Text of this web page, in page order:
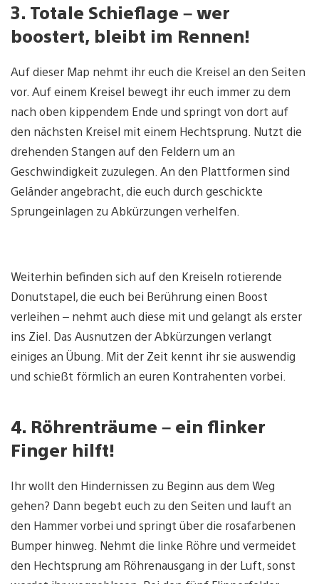
3. Totale Schieflage – wer
boostert, bleibt im Rennen!
Auf dieser Map nehmt ihr euch die Kreisel an den Seiten
vor. Auf einem Kreisel bewegt ihr euch immer zu dem
nach oben kippendem Ende und springt von dort auf
den nächsten Kreisel mit einem Hechtsprung. Nutzt die
drehenden Stangen auf den Feldern um an
Geschwindigkeit zuzulegen. An den Plattformen sind
Geländer angebracht, die euch durch geschickte
Sprungeinlagen zu Abkürzungen verhelfen.
Weiterhin befinden sich auf den Kreiseln rotierende
Donutstapel, die euch bei Berührung einen Boost
verleihen – nehmt auch diese mit und gelangt als erster
ins Ziel. Das Ausnutzen der Abkürzungen verlangt
einiges an Übung. Mit der Zeit kennt ihr sie auswendig
und schießt förmlich an euren Kontrahenten vorbei.
4. Röhrenträume – ein flinker
Finger hilft!
Ihr wollt den Hindernissen zu Beginn aus dem Weg
gehen? Dann begebt euch zu den Seiten und lauft an
den Hammer vorbei und springt über die rosafarbenen
Bumper hinweg. Nehmt die linke Röhre und vermeidet
den Hechtsprung am Röhrenausgang in der Luft, sonst